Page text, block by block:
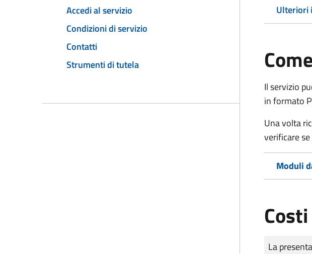
Accedi al servizio
Condizioni di servizio
Contatti
Strumenti di tutela
Ulteriori
Il servizio
in formato
Una volta
verificare
Moduli
Costi
Tipo di
Importo
La